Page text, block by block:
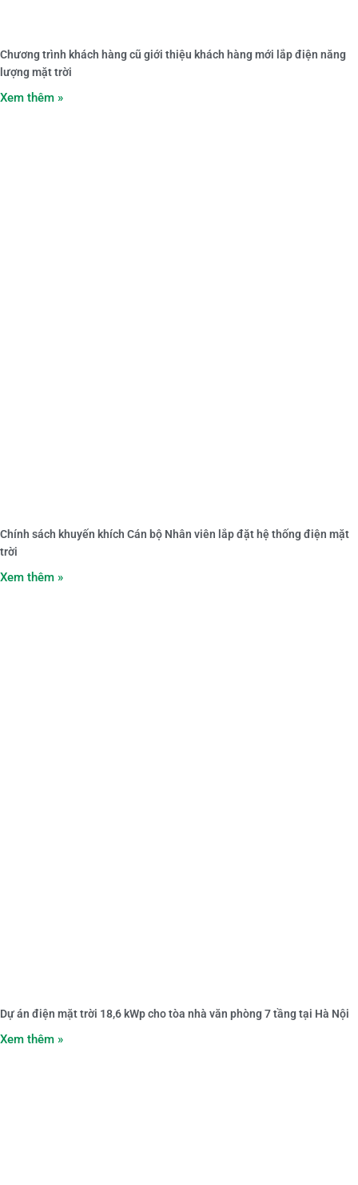
Chương trình khách hàng cũ giới thiệu khách hàng mới lắp điện năng
lượng mặt trời
Xem thêm »
Chính sách khuyến khích Cán bộ Nhân viên lắp đặt hệ thống điện mặt
trời
Xem thêm »
Dự án điện mặt trời 18,6 kWp cho tòa nhà văn phòng 7 tầng tại Hà Nội
Xem thêm »